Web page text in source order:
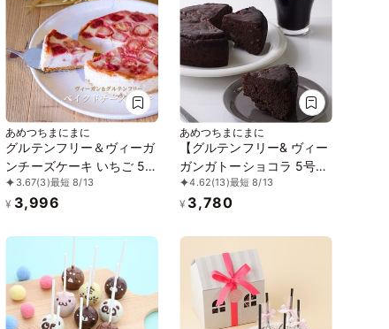
あめつちまにまに
グルテンフリー＆ヴィーガ
ンチーズケーキ いちご 5号
15cm《ヴィーガンスイー
ツ》
3.67(3)最短 8/13
¥ 3,996
あめつちまにまに
【グルテンフリー& ヴィー
ガンガトーショコラ 5号
《米粉のガトーショコラ》
4.62(13)最短 8/13
¥ 3,780